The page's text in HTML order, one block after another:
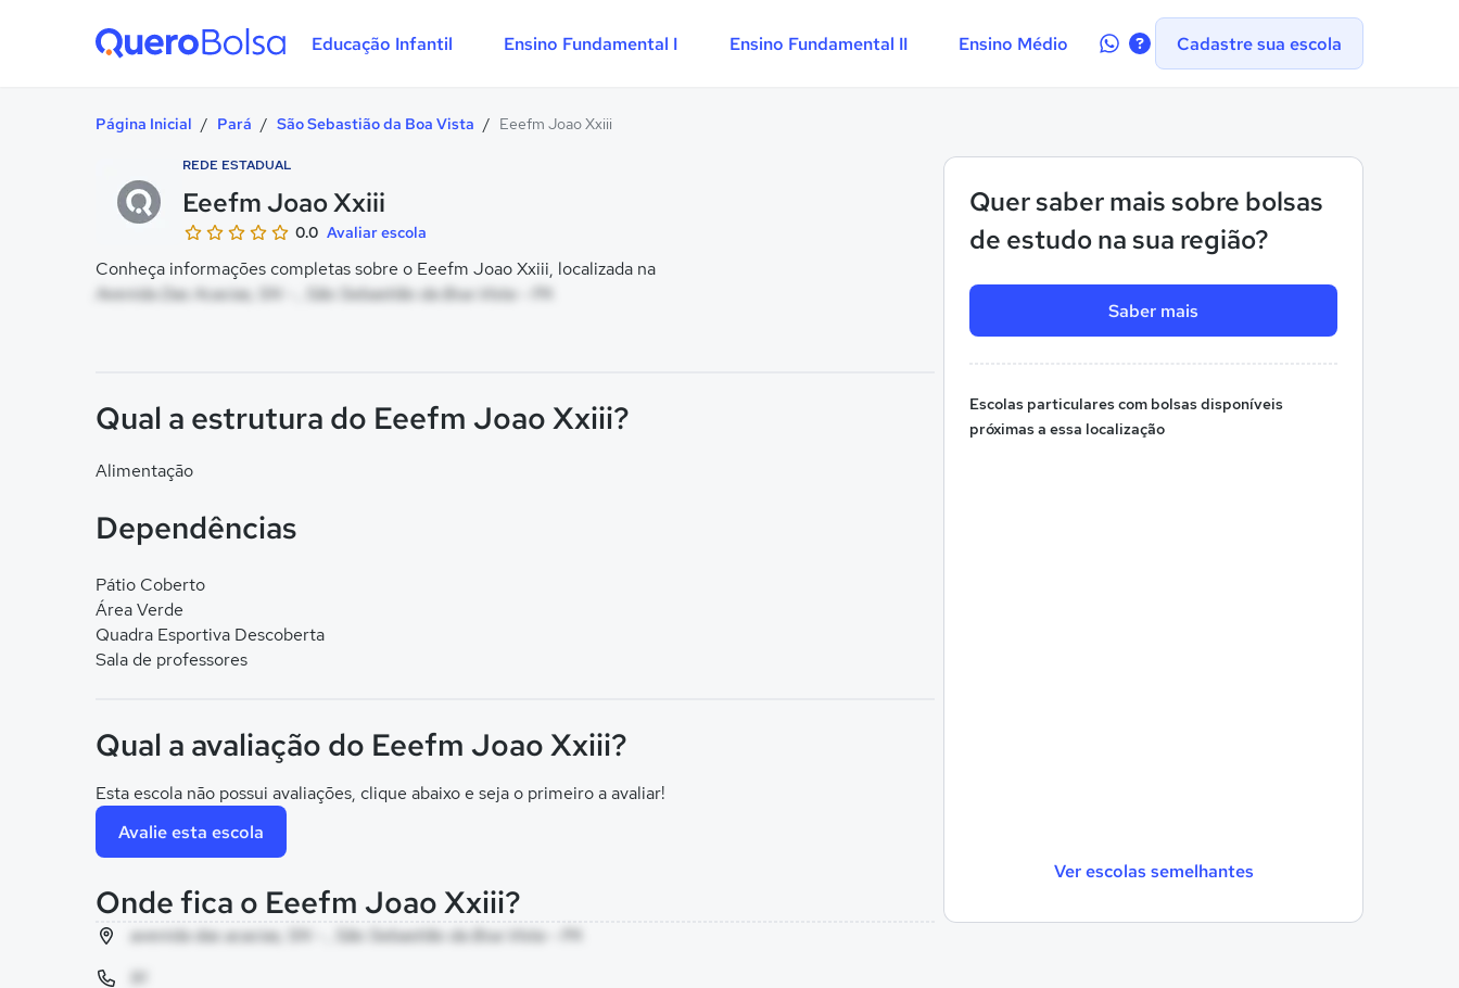
Educação Infantil Ensino Fundamental I Ensino Fundamental II Ensino Médio
Contate-Cadastre sua escola
Página Inicial / Pará / São Sebastião da Boa Vista / Eeefm Joao Xxiii
REDE ESTADUAL
Eeefm Joao Xxiii
0.0 Avaliar escola
Conheça informações completas sobre o Eeefm Joao Xxiii, localizada na
Avenida Das Acacias, SN - , São Sebastião da Boa Vista - PA
Quer saber mais sobre bolsas
de estudo na sua região?
Saber mais
Escolas particulares com bolsas disponíveis
próximas a essa localização
Ver escolas semelhantes
Qual a estrutura do Eeefm Joao Xxiii?
Alimentação
Dependências
Pátio Coberto
Área Verde
Quadra Esportiva Descoberta
Sala de professores
Qual a avaliação do Eeefm Joao Xxiii?
Esta escola não possui avaliações, clique abaixo e seja o primeiro a avaliar!
Avalie esta escola
Onde fica o Eeefm Joao Xxiii?
avenida das acacias, SN - , São Sebastião da Boa Vista - PA